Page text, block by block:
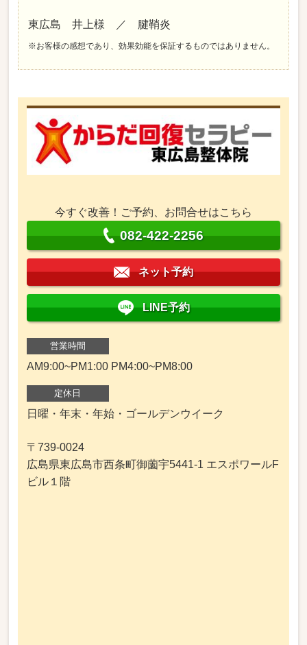
東広島 井上様 ／ 腱鞘炎
※お客様の感想であり、効果効能を保証するものではありません。
今すぐ改善！ご予約、お問合せはこちら
082-422-2256
ネット予約
LINE予約
営業時間
AM9:00~PM1:00 PM4:00~PM8:00
定休日
日曜・年末・年始・ゴールデンウイーク
〒739-0024
広島県東広島市西条町御薗宇5441-1 エスポワールF
ビル１階